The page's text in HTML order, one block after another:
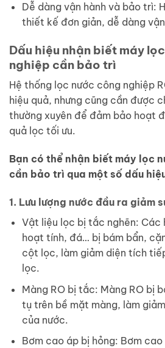
Dễ dàng vận hành và bảo trì:
thiết kế đơn giản, dễ dàng
Dấu hiệu nhận biết máy
nghiệp cần bảo trì
Hệ thống lọc nước công nghiệp
hiệu quả, nhưng cũng cần được
thường xuyên để đảm bảo hoạt
quả lọc tối ưu.
Bạn có thể nhận biết máy lọc
cần bảo trì qua một số dấu
1. Lưu lượng nước đầu ra giảm
Vật liệu lọc bị tắc nghẽn: Các
hoạt tính, đá… bị bám bẩn,
cột lọc, làm giảm diện tích
lọc.
Màng RO bị tắc: Màng RO bị
tụ trên bề mặt màng, làm
của nước.
Bơm cao áp bị hỏng: Bơm